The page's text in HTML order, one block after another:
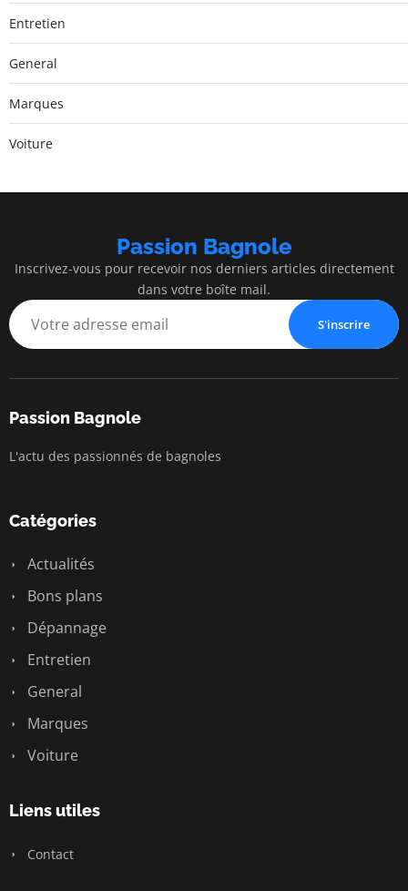
Entretien
General
Marques
Voiture
Passion Bagnole
Inscrivez-vous pour recevoir nos derniers articles directement
dans votre boîte mail.
S'inscrire
Passion Bagnole
L'actu des passionnés de bagnoles
Catégories
Actualités
Bons plans
Dépannage
Entretien
General
Marques
Voiture
Liens utiles
Contact